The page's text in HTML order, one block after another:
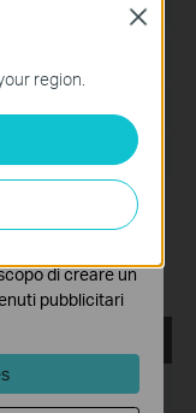
2008 32bits
settings on VIGI
region.
Close
disattivati
le tue
le
di creare un
pubblicitari